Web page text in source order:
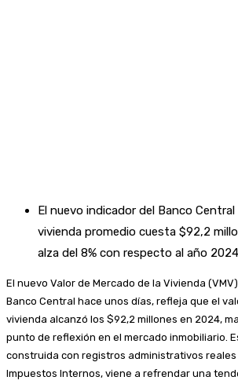
El nuevo indicador del Banco Central
vivienda promedio cuesta $92,2
alza del 8% con respecto al año
El nuevo Valor de Mercado de la Vivienda
Banco Central hace unos días, refleja que el
vivienda alcanzó los $92,2 millones en 2024,
punto de reflexión en el mercado inmobiliario.
construida con registros administrativos reales
Impuestos Internos, viene a refrendar una